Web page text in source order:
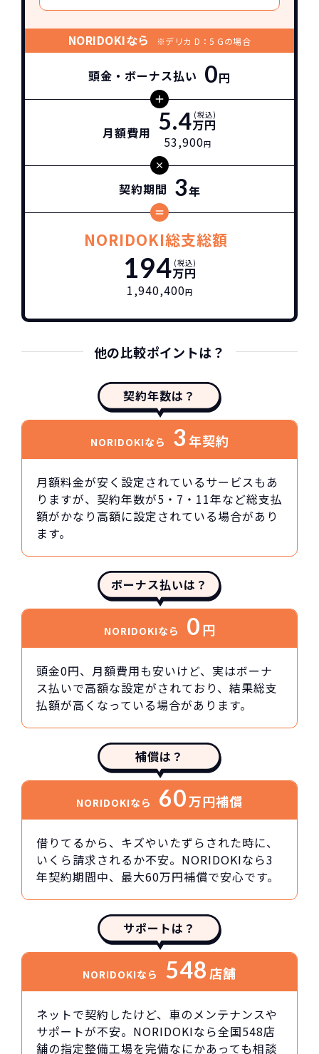
NORIDOKIなら ※デリカ D：5 Gの場合
頭金・ボーナス払い 0円
月額費用 5.4万円
(税込)
53,900円
契約期間 3年
NORIDOKI総支総額
194万円
(税込)
1,940,400円
他の比較ポイントは？
契約年数は？
NORIDOKIなら 3 年契約
月額料金が安く設定されているサービスもあ
りますが、契約年数が5・7・11年など総支払
額がかなり高額に設定されている場合があり
ます。
ボーナス払いは？
NORIDOKIなら 0円
頭金0円、月額費用も安いけど、実はボーナ
ス払いで高額な設定がされており、結果総支
払額が高くなっている場合があります。
補償は？
NORIDOKIなら 60万円補償
借りてるから、キズやいたずらされた時に、
いくら請求されるか不安。NORIDOKIなら3
年契約期間中、最大60万円補償で安心です。
サポートは？
NORIDOKIなら 548 店舗
ネットで契約したけど、車のメンテナンスや
サポートが不安。NORIDOKIなら全国548店
舗の指定整備工場を完備なにかあっても相談